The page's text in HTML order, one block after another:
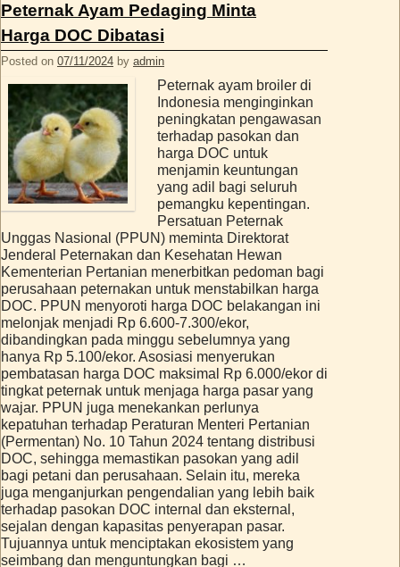
Peternak Ayam Pedaging Minta
Harga DOC Dibatasi
Posted on 07/11/2024 by admin
Peternak ayam broiler di
Indonesia menginginkan
peningkatan pengawasan
terhadap pasokan dan
harga DOC untuk
menjamin keuntungan
yang adil bagi seluruh
pemangku kepentingan.
Persatuan Peternak
Unggas Nasional (PPUN) meminta Direktorat
Jenderal Peternakan dan Kesehatan Hewan
Kementerian Pertanian menerbitkan pedoman bagi
perusahaan peternakan untuk menstabilkan harga
DOC. PPUN menyoroti harga DOC belakangan ini
melonjak menjadi Rp 6.600-7.300/ekor,
dibandingkan pada minggu sebelumnya yang
hanya Rp 5.100/ekor. Asosiasi menyerukan
pembatasan harga DOC maksimal Rp 6.000/ekor di
tingkat peternak untuk menjaga harga pasar yang
wajar. PPUN juga menekankan perlunya
kepatuhan terhadap Peraturan Menteri Pertanian
(Permentan) No. 10 Tahun 2024 tentang distribusi
DOC, sehingga memastikan pasokan yang adil
bagi petani dan perusahaan. Selain itu, mereka
juga menganjurkan pengendalian yang lebih baik
terhadap pasokan DOC internal dan eksternal,
sejalan dengan kapasitas penyerapan pasar.
Tujuannya untuk menciptakan ekosistem yang
seimbang dan menguntungkan bagi …